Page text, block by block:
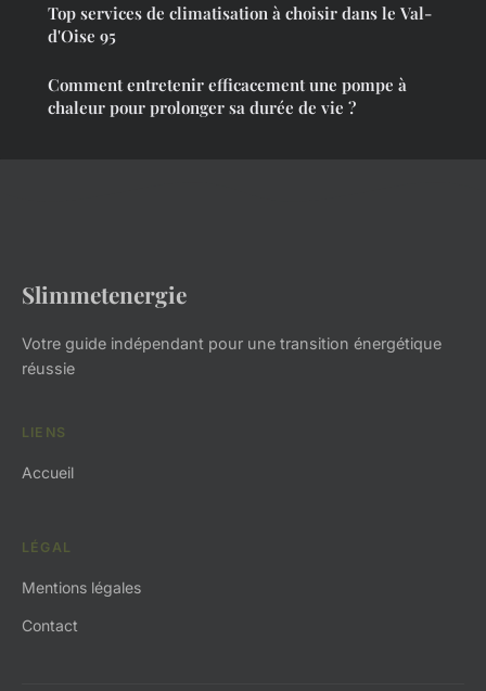
Top services de climatisation à choisir dans le Val-
d'Oise 95
Comment entretenir efficacement une pompe à
chaleur pour prolonger sa durée de vie ?
Slimmetenergie
Votre guide indépendant pour une transition énergétique
réussie
LIENS
Accueil
LÉGAL
Mentions légales
Contact